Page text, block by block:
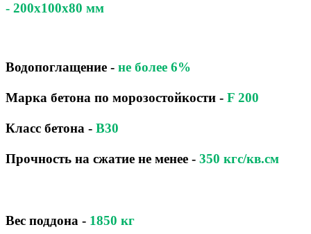
- 200x100x80 мм
Водопоглащение - не более 6%
Марка бетона по морозостойкости - F 200
Класс бетона - B30
Прочность на сжатие не менее - 350 кгс/кв.см
Вес поддона - 1850 кг